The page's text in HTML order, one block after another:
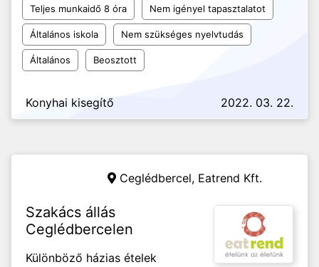
Teljes munkaidő 8 óra Nem igényel tapasztalatot
Általános iskola Nem szükséges nyelvtudás
Általános Beosztott
Konyhai kisegítő 2022. 03. 22.
Ceglédbercel, Eatrend Kft.
Szakács állás
Ceglédbercelen
Különböző házias ételek